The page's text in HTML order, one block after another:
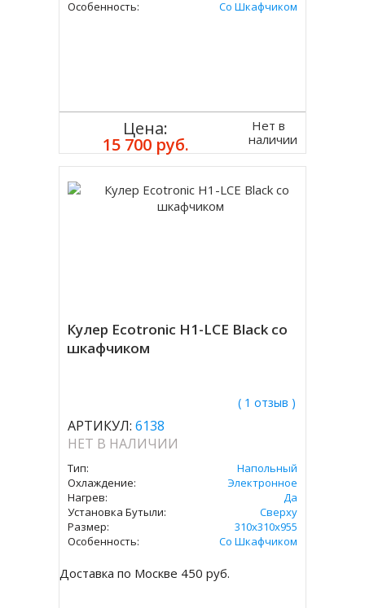
Особенность:
Со Шкафчиком
Цена:
15 700 руб.
Нет в
наличии
Кулер Ecotronic H1-LCE Black со
шкафчиком
( 1 отзыв )
АРТИКУЛ: 6138
НЕТ В НАЛИЧИИ
Тип:
Напольный
Охлаждение:
Электронное
Нагрев:
Да
Установка Бутыли:
Сверху
Размер:
310x310х955
Особенность:
Со Шкафчиком
Доставка по Москве 450 руб.